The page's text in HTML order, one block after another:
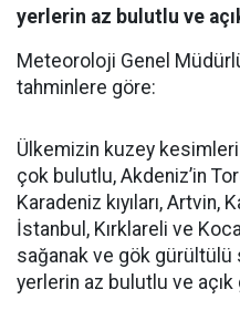
yerlerin az bulutlu ve
Meteoroloji Genel
tahminlere göre:
Ülkemizin kuzey kesimleri
çok bulutlu, Akdeniz’in
Karadeniz kıyıları,
İstanbul, Kırklareli ve
sağanak ve gök gürültülü
yerlerin az bulutlu ve